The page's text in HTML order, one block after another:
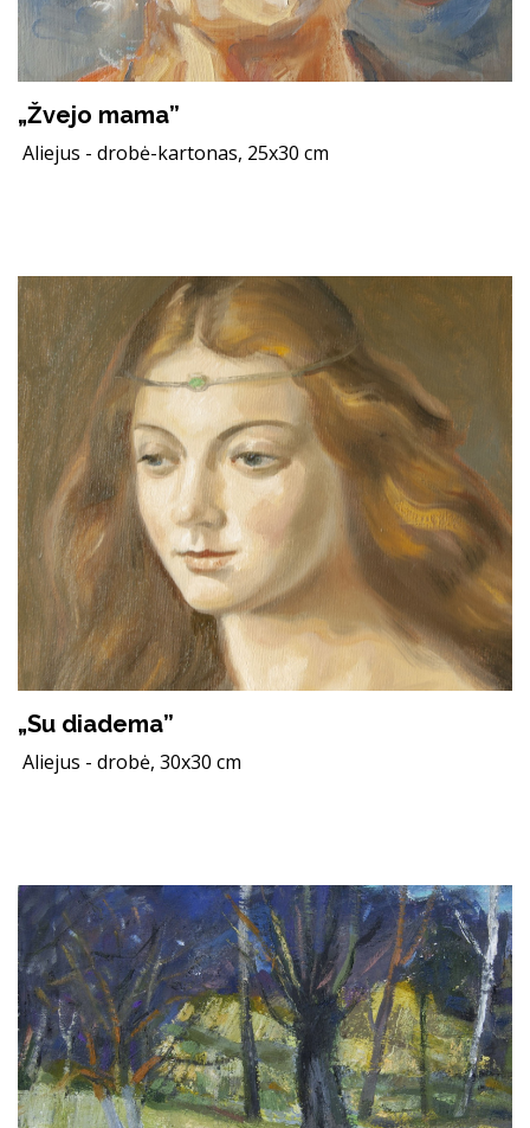
„Žvejo mama”
Aliejus - drobė-kartonas, 25x30 cm
„Su diadema”
Aliejus - drobė, 30x30 cm